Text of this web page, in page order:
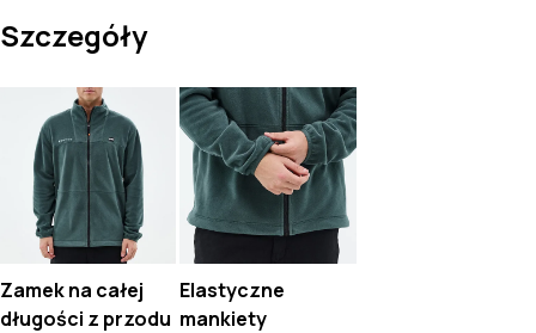
Szczegóły
Zamek na całej
długości z przodu
Elastyczne
mankiety